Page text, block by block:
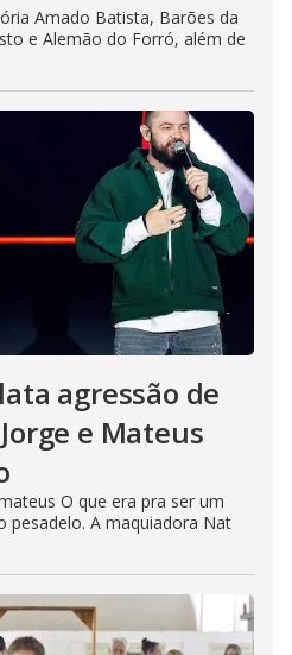
Amado Batista, Barões da
e Alemão do Forró, além de
agressão de
e Mateus
O que era pra ser um
pesadelo. A maquiadora Nat